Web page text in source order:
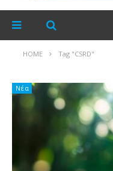
HOME Tag "CSRD"
Νέα